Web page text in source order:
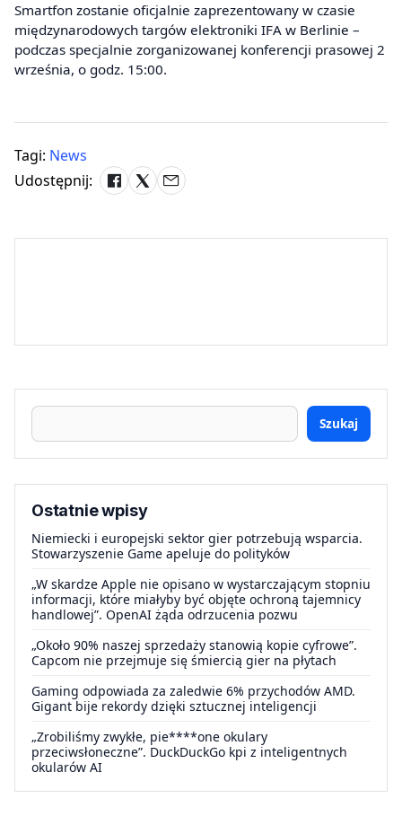
Smartfon zostanie oficjalnie zaprezentowany w czasie
międzynarodowych targów elektroniki IFA w Berlinie –
podczas specjalnie zorganizowanej konferencji prasowej 2
września, o godz. 15:00.
Tagi: News
Udostępnij:
Szukaj
Ostatnie wpisy
Niemiecki i europejski sektor gier potrzebują wsparcia.
Stowarzyszenie Game apeluje do polityków
„W skardze Apple nie opisano w wystarczającym stopniu
informacji, które miałyby być objęte ochroną tajemnicy
handlowej”. OpenAI żąda odrzucenia pozwu
„Około 90% naszej sprzedaży stanowią kopie cyfrowe”.
Capcom nie przejmuje się śmiercią gier na płytach
Gaming odpowiada za zaledwie 6% przychodów AMD.
Gigant bije rekordy dzięki sztucznej inteligencji
„Zrobiliśmy zwykłe, pie****one okulary
przeciwsłoneczne”. DuckDuckGo kpi z inteligentnych
okularów AI